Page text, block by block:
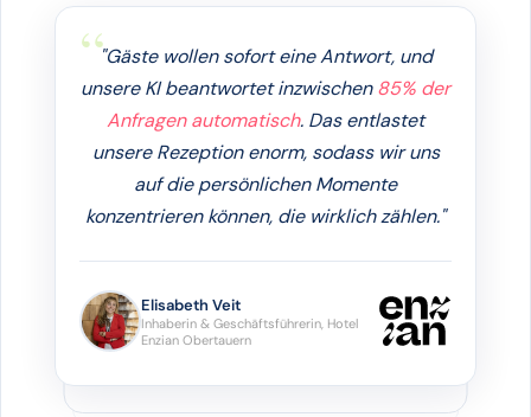
"Gäste wollen sofort eine Antwort, und
unsere KI beantwortet inzwischen85% der
Anfragen automatisch. Das entlastet
unsere Rezeption enorm, sodass wir uns
auf die persönlichen Momente
konzentrieren können, die wirklich zählen."
Elisabeth Veit
Inhaberin & Geschäftsführerin, Hotel
Enzian Obertauern